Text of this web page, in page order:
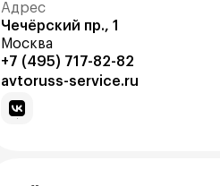
Адрес
Чечёрский пр., 1
Москва
+7 (495) 717-82-82
avtoruss-service.ru